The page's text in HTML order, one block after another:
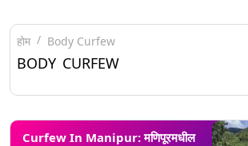
होम Body Curfew
BODY CURFEW
Curfew In Manipur: मणिपूरमधील